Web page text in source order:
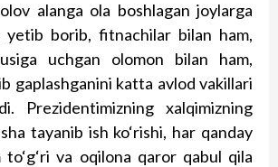
alanga ola boshlagan joylarga
yetib borib, fitnachilar bilan ham,
uchgan olomon bilan ham,
gaplashganini katta avlod vakillari
Prezidentimizning xalqimizning
tayanib ish ko‘rishi, har qanday
to‘g‘ri va oqilona qaror qabul qila